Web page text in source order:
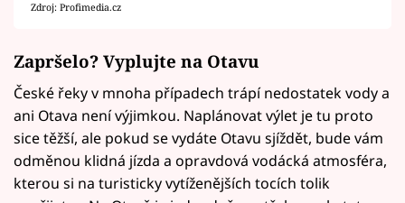
Zdroj: Profimedia.cz
Zapršelo? Vyplujte na Otavu
České řeky v mnoha případech trápí nedostatek vody a
ani Otava není výjimkou. Naplánovat výlet je tu proto
sice těžší, ale pokud se vydáte Otavu sjíždět, bude vám
odměnou klidná jízda a opravdová vodácká atmosféra,
kterou si na turisticky vytíženějších tocích tolik